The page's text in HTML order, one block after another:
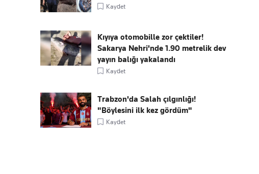
Kaydet
Kıyıya otomobille zor çektiler!
Sakarya Nehri'nde 1.90 metrelik dev
yayın balığı yakalandı
Kaydet
Trabzon'da Salah çılgınlığı!
"Böylesini ilk kez gördüm"
Kaydet